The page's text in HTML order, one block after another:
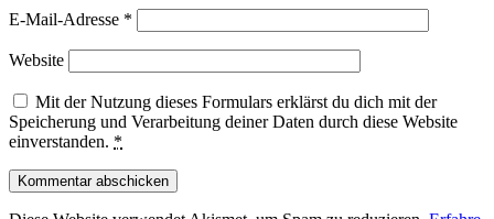
E-Mail-Adresse *
Website
Mit der Nutzung dieses Formulars erklärst du dich mit der
Speicherung und Verarbeitung deiner Daten durch diese Website
einverstanden. *